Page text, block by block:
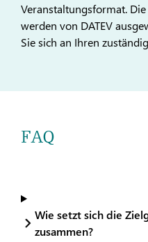
Veranstaltungsformat.
werden von DATEV
Sie sich an Ihren
FAQ
Wie setzt sich die
zusammen?